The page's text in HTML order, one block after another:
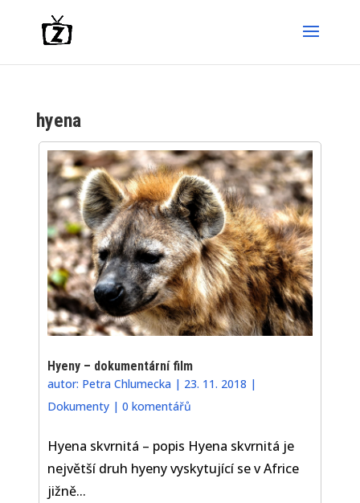
hyena
Hyeny – dokumentární film
autor: Petra Chlumecka | 23. 11. 2018 |
Dokumenty |0 komentářů
Hyena skvrnitá – popis Hyena skvrnitá je
největší druh hyeny vyskytující se v Africe
jižně...